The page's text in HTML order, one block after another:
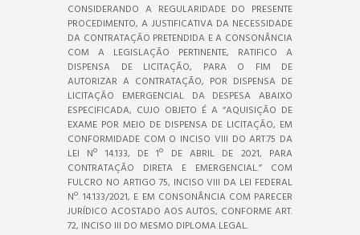
CONSIDERANDO A REGULARIDADE DO PRESENTE
PROCEDIMENTO, A JUSTIFICATIVA DA NECESSIDADE
DA CONTRATAÇÃO PRETENDIDA E A CONSONÂNCIA
COM A LEGISLAÇÃO PERTINENTE, RATIFICO A
DISPENSA DE LICITAÇÃO, PARA O FIM DE
AUTORIZAR A CONTRATAÇÃO, POR DISPENSA DE
LICITAÇÃO EMERGENCIAL DA DESPESA ABAIXO
ESPECIFICADA, CUJO OBJETO É A “AQUISIÇÃO DE
EXAME POR MEIO DE DISPENSA DE LICITAÇÃO, EM
CONFORMIDADE COM O INCISO VIII DO ART.75 DA
LEI Nº 14.133, DE 1º DE ABRIL DE 2021, PARA
CONTRATAÇÃO DIRETA E EMERGENCIAL.” COM
FULCRO NO ARTIGO 75, INCISO VIII DA LEI FEDERAL
Nº. 14.133/2021, E EM CONSONÂNCIA COM PARECER
JURÍDICO ACOSTADO AOS AUTOS, CONFORME ART.
72, INCISO III DO MESMO DIPLOMA LEGAL.